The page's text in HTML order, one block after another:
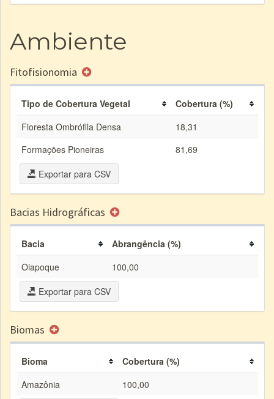
Ambiente
Fitofisionomia
Tipo de Cobertura Vegetal
Cobertura (%)
Floresta Ombrófila Densa
18,31
Formações Pioneiras
81,69
Exportar para CSV
Bacias Hidrográficas
Bacia
Abrangência (%)
Oiapoque
100,00
Exportar para CSV
Biomas
Bioma
Cobertura (%)
Amazônia
100,00